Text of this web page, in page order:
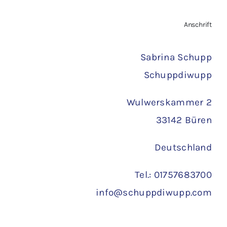
Anschrift
Sabrina Schupp
Schuppdiwupp
Wulwerskammer 2
33142 Büren
Deutschland
Tel.: 01757683700
info@schuppdiwupp.com